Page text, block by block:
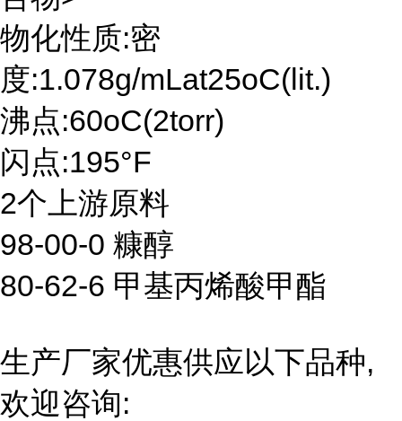
物化性质:密
度:1.078g/mLat25oC(lit.)
沸点:60oC(2torr)
闪点:195°F
2个上游原料
98-00-0 糠醇
80-62-6 甲基丙烯酸甲酯
生产厂家优惠供应以下品种,
欢迎咨询: